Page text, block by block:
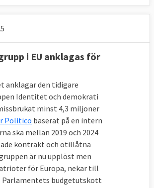
i EU anklagas för
anklagar den tidigare
Identitet och demokrati
minst 4,3 miljoner
Politico baserat på en intern
ska mellan 2019 och 2024
kontrakt och otillåtna
är nu upplöst men
för Europa, nekar till
Parlamentets budgetutskott